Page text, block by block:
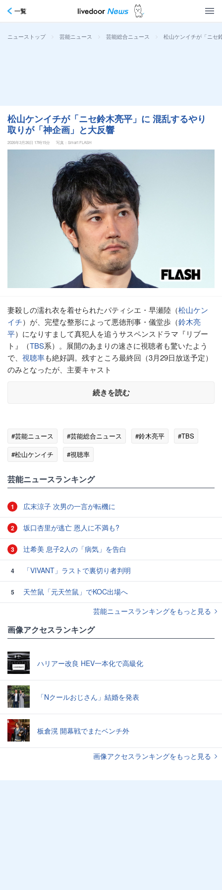
一覧
ニューストップ > 芸能ニュース > 芸能総合ニュース > 松山ケンイチが「ニセ
松山ケンイチが「ニセ鈴木亮平」に 混乱するやり
取りが「神企画」と大反響
2026年3月26日 17時15分 写真：Smart FLASH
妻殺しの濡れ衣を着せられたパティシエ・早瀬陸（松山ケン
イチ）が、完璧な整形によって悪徳刑事・儀堂歩（鈴木亮
平）になりすまして真犯人を追うサスペンスドラマ『リブー
ト』（TBS系）。展開のあまりの速さに視聴者も驚いたよう
で、 視聴率も絶好調。残すところ最終回（3月29日放送予定）
のみとなったが、主要キャスト
続きを読む
#芸能ニュース #芸能総合ニュース #鈴木亮平
#TBS
#松山ケンイチ
#視聴率
芸能ニュースランキング
1 広末涼子 次男の一言が転機に
2 坂口杏里が逃亡 恩人に不満も?
3 辻希美 息子2人の「病気」を告白
4 「VIVANT」ラストで裏切り者判明
5
天竺鼠「元天竺鼠」でKOC出場へ
芸能ニュースランキングをもっと見る
画像アクセスランキング
ハリアー改良 HEV一本化で高級化
「Nクールおじさん」結婚を発表
板倉滉 開幕戦でまたベンチ外
画像アクセスランキングをもっと見る